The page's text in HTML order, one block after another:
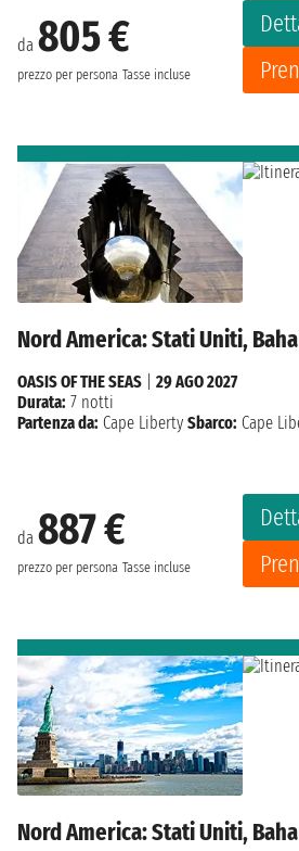
da 805 €
prezzo per persona Tasse incluse
Nord America: Stati Uniti,
da 887 €
prezzo per persona Tasse incluse
OASIS OF THE SEAS
29 AGO 2027
Durata: 7 notti
Partenza da: Cape Liberty Sbarco: Cape
Nord America: Stati Uniti,